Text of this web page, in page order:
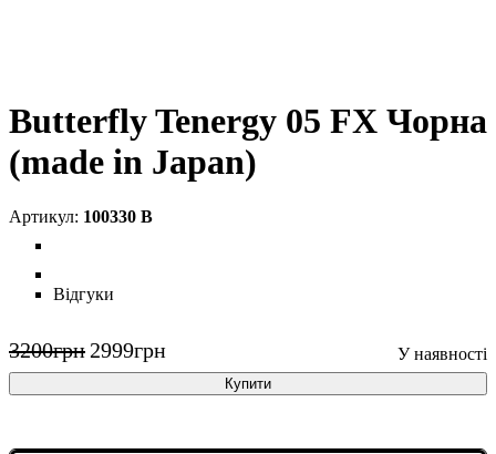
Butterfly Tenergy 05 FX Чорна
(made in Japan)
100330 B
Відгуки
3200грн 2999грн
Купити